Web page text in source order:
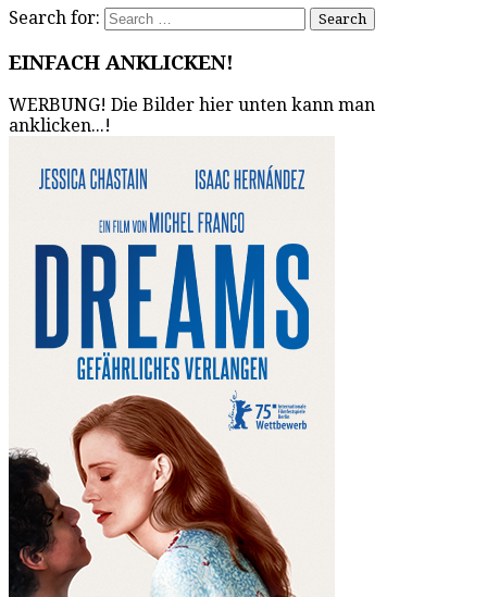
Search for:
EINFACH ANKLICKEN!
WERBUNG! Die Bilder hier unten kann man
anklicken...!